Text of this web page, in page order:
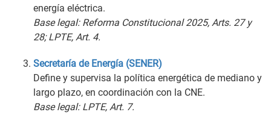
energía eléctrica.
Base legal: Reforma Constitucional 2025, Arts. 27 y
28; LPTE, Art. 4.
Secretaría de Energía (SENER)
Define y supervisa la política energética de mediano y
largo plazo, en coordinación con la CNE.
Base legal: LPTE, Art. 7.